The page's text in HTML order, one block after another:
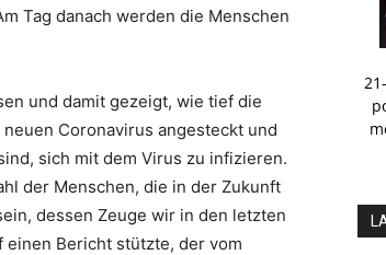
Tag danach werden die Menschen
und damit gezeigt, wie tief die
Coronavirus angesteckt und
sich mit dem Virus zu infizieren.
der Menschen, die in der Zukunft
dessen Zeuge wir in den letzten
einen Bericht stützte, der vom